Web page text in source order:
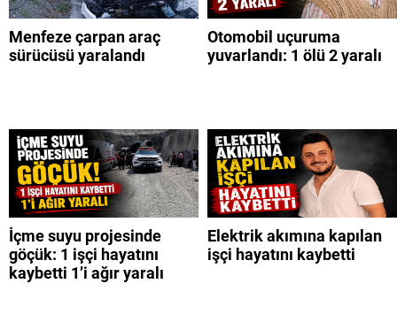
Menfeze çarpan araç
sürücüsü yaralandı
Otomobil uçuruma
yuvarlandı: 1 ölü 2 yaralı
İçme suyu projesinde
göçük: 1 işçi hayatını
kaybetti 1’i ağır yaralı
Elektrik akımına kapılan
işçi hayatını kaybetti